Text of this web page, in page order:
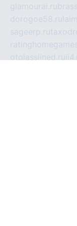
glamourai.ru
dorogoe58.ru
sageerp.ru
gtglasslined.ru